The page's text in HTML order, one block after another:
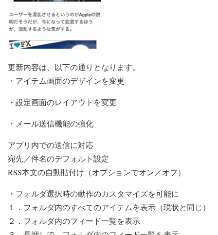
更新内容は、以下の通りとなります。
・アイテム画面のデザインを変更
・設定画面のレイアウトを変更
・メール送信機能の強化
アプリ内での送信に対応
宛先／件名のデフォルト設定
RSS本文の自動貼付け（オプションでオン／オフ）
・フォルダ選択時の動作のカスタマイズを可能に
１．フォルダ内のすべてのアイテムを表示（現状と同じ）
２．フォルダ内のフィード一覧を表示